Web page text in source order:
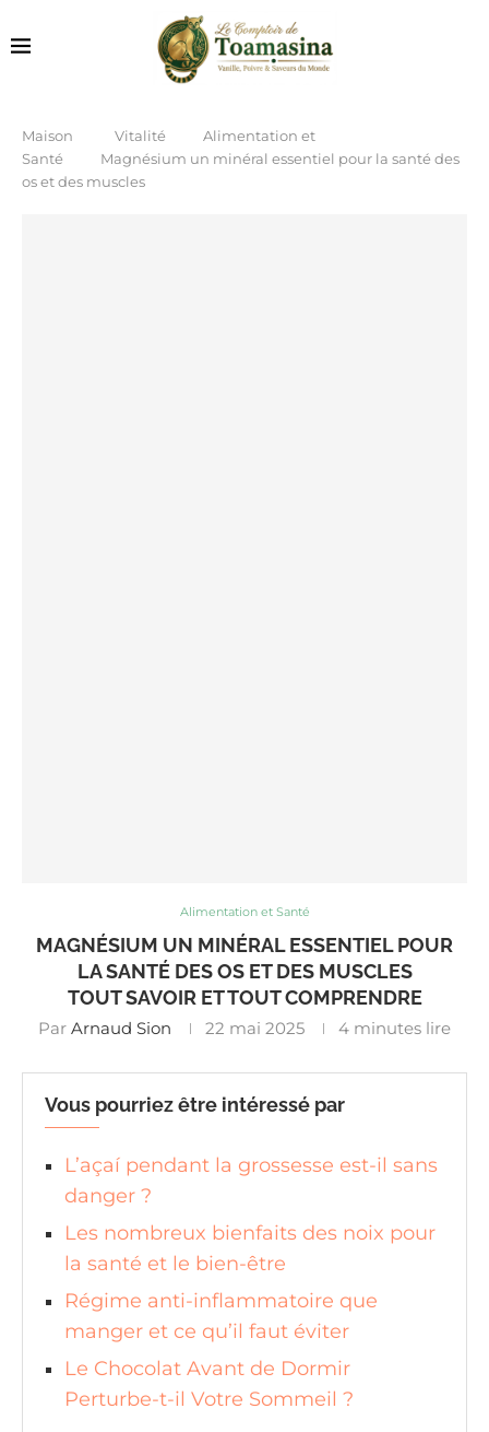
Maison Vitalité
Alimentation et
Santé
Magnésium un minéral essentiel pour la santé des
os et des muscles
Alimentation et Santé
MAGNÉSIUM UN MINÉRAL ESSENTIEL POUR
LA SANTÉ DES OS ET DES MUSCLES
TOUT SAVOIR ET TOUT COMPRENDRE
Par Arnaud Sion 22 mai 2025 4 minutes lire
Vous pourriez être intéressé par
L’açaí pendant la grossesse est-il sans
danger ?
Les nombreux bienfaits des noix pour
la santé et le bien-être
Régime anti-inflammatoire que
manger et ce qu’il faut éviter
Le Chocolat Avant de Dormir
Perturbe-t-il Votre Sommeil ?